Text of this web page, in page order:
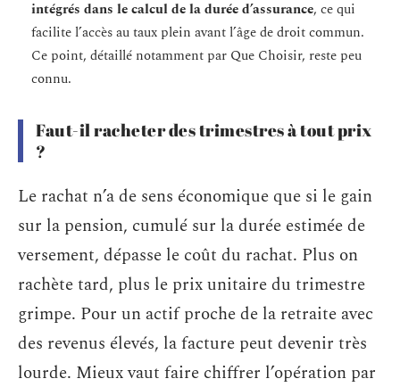
intégrés dans le calcul de la durée d’assurance, ce qui
facilite l’accès au taux plein avant l’âge de droit commun.
Ce point, détaillé notamment par Que Choisir, reste peu
connu.
Faut-il racheter des trimestres à tout prix
?
Le rachat n’a de sens économique que si le gain
sur la pension, cumulé sur la durée estimée de
versement, dépasse le coût du rachat. Plus on
rachète tard, plus le prix unitaire du trimestre
grimpe. Pour un actif proche de la retraite avec
des revenus élevés, la facture peut devenir très
lourde. Mieux vaut faire chiffrer l’opération par